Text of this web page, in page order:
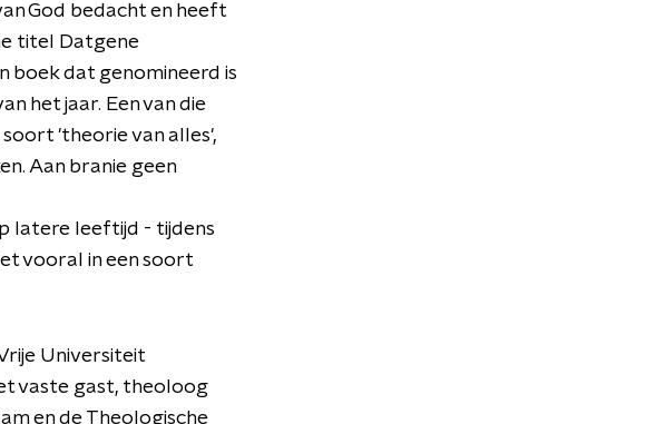
God bedacht en heeft
titel Datgene
boek dat genomineerd is
het jaar. Een van die
'theorie van alles',
Aan branie geen
latere leeftijd - tijdens
vooral in een soort
Universiteit
vaste gast, theoloog
en de Theologische